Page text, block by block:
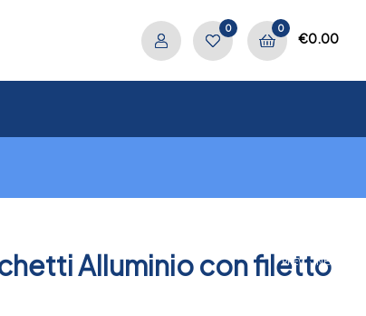
0 0
€0.00
PREV . NEXT
Alluminio con filetto